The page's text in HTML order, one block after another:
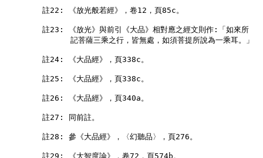
        註22: 《放光般若經》，卷12，頁85c。
        註23: 《放光》與前引《大品》相對應之經文則作:「如來所
              記菩薩三乘之行，皆無處，如須菩提所說為一乘耳。」
        註24: 《大品經》，頁338c。
        註25: 《大品經》，頁338c。
        註26: 《大品經》，頁340a。
        註27: 同前註。
        註28: 參《大品經》，〈幻聽品〉，頁276。
        註29: 《大智度論》，卷72，頁574b。